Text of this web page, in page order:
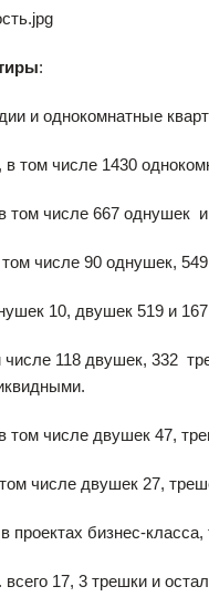
:
и однокомнатные
том числе 1430
том числе 667 однушек
числе 90 однушек,
10, двушек 519 и
118 двушек, 332
том числе двушек 47,
числе двушек 27,
проектах бизнес-
17, 3 трешки и